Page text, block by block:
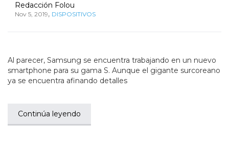
Redacción Folou
Nov 5, 2019, DISPOSITIVOS
Al parecer, Samsung se encuentra trabajando en un nuevo
smartphone para su gama S. Aunque el gigante surcoreano
ya se encuentra afinando detalles
Continúa leyendo